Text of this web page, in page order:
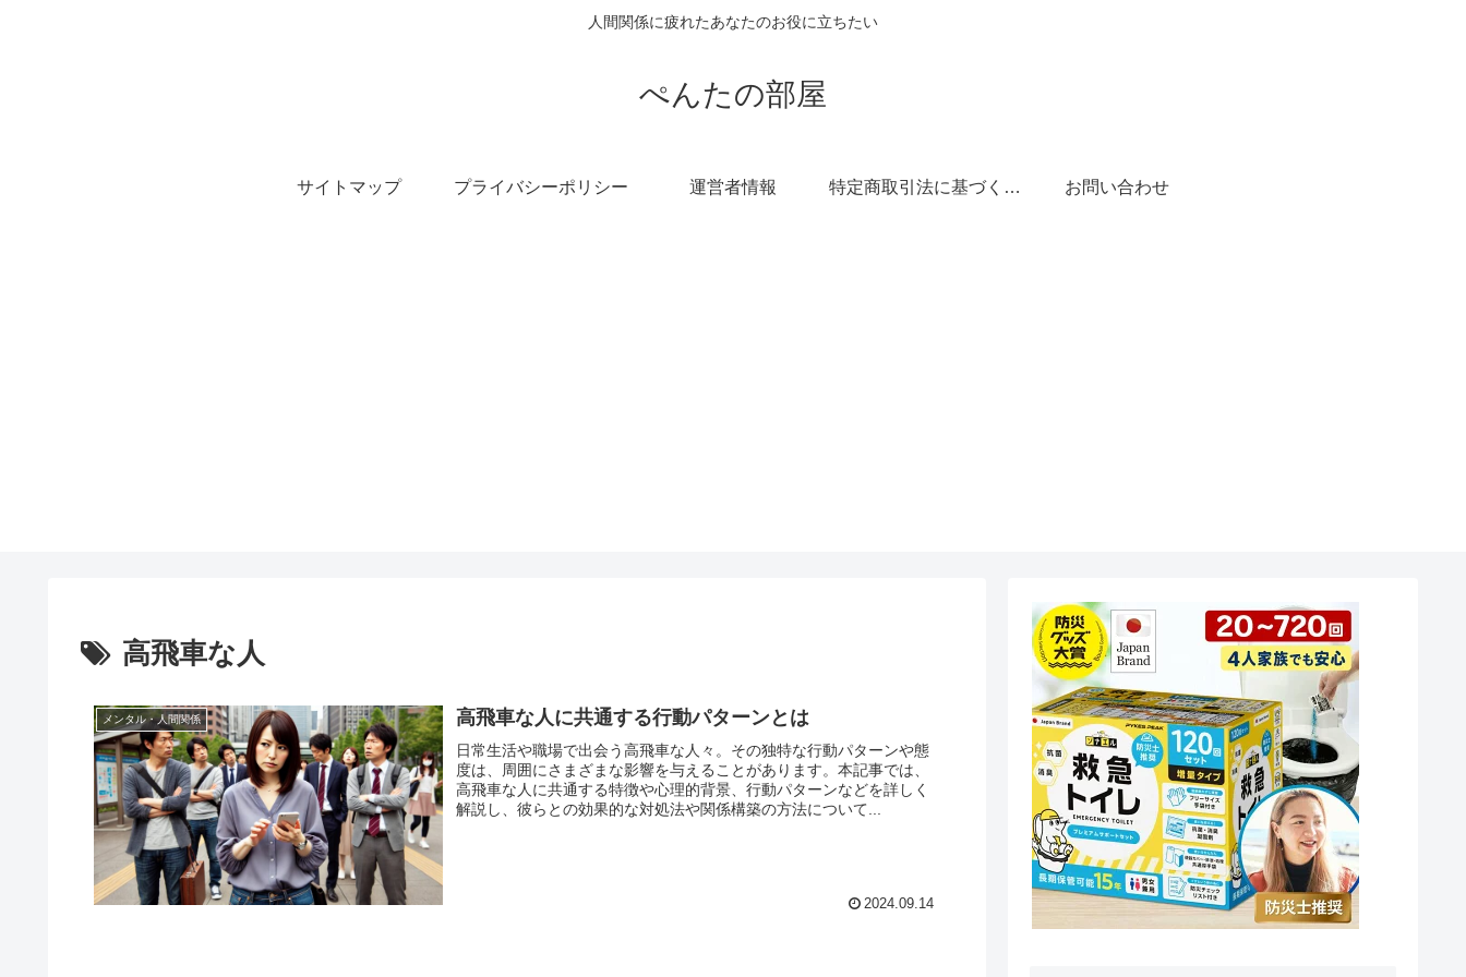
人間関係に疲れたあなたのお役に立ちたい
ぺんたの部屋
サイトマップ プライバシーポリシー 運営者情報 特定商取引法に基づく表記 お問い合わせ
高飛車な人
メンタル・人間関係 高飛車な人に共通する行動パターンとは
日常生活や職場で出会う高飛車な人々。その独特な行動パターンや態
度は、周囲にさまざまな影響を与えることがあります。本記事では、
高飛車な人に共通する特徴や心理的背景、行動パターンなどを詳しく
解説し、彼らとの効果的な対処法や関係構築の方法について...
2024.09.14